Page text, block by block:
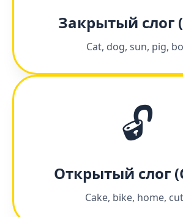
Закрытый слог
Cat, dog, sun, pig,
🔓
Открытый слог
Cake, bike, home,